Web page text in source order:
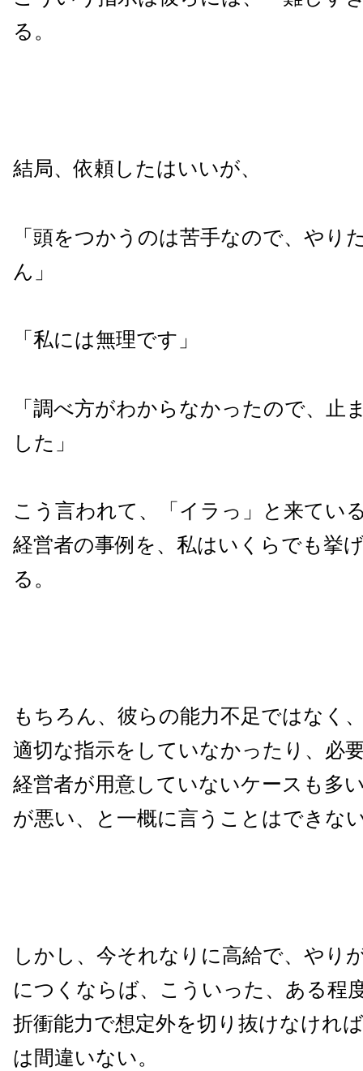
る。
結局、依頼したはいいが、
「頭をつかうのは苦手なので、やり
ん」
「私には無理です」
「調べ方がわからなかったので、止
した」
こう言われて、「イラっ」と来てい
経営者の事例を、私はいくらでも挙
る。
もちろん、彼らの能力不足ではなく
適切な指示をしていなかったり、必
経営者が用意していないケースも多
が悪い、と一概に言うことはできな
しかし、今それなりに高給で、やり
につくならば、こういった、ある程
折衝能力で想定外を切り抜けなけれ
は間違いない。